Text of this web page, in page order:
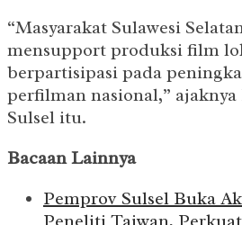
“Masyarakat Sulawesi
mensupport produksi film
berpartisipasi pada
perfilman nasional,”
Sulsel itu.
Bacaan Lainnya
Pemprov Sulsel Buka